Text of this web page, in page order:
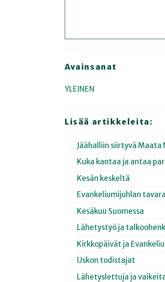
Avainsanat
YLEINEN
Lisää artikkeleita:
Jäähalliin siirtyvä Maata
Kuka kantaa ja antaa
Kesän keskeltä
Evankeliumijuhlan
Kesäkuu Suomessa
Lähetystyö ja
Kirkkopäivät ja
Uskon todistajat
Lähetyslettuja ja